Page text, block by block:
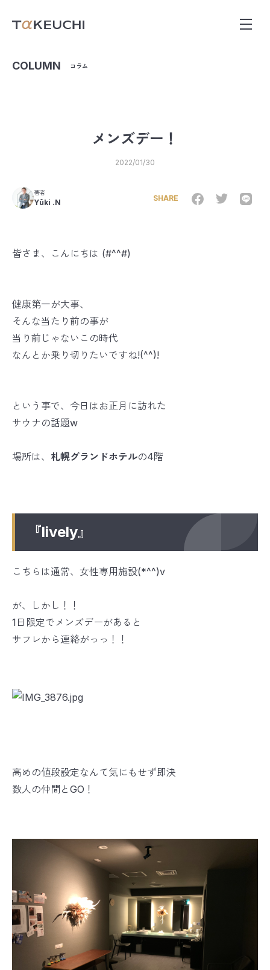
COLUMN コラム
メンズデー！
2022/01/30
著者
Yûki .N SHARE
皆さま、こんにちは (#^^#)
健康第一が大事、
そんな当たり前の事が
当り前じゃないこの時代
なんとか乗り切りたいですね!(^^)!
という事で、今日はお正月に訪れた
サウナの話題w
場所は、 札幌グランドホテルの4階
『lively』
こちらは通常、女性専用施設(*^^)v
が、しかし！！
1日限定でメンズデーがあると
サフレから連絡がっっ！！
高めの値段設定なんて気にもせず即決
数人の仲間とGO！